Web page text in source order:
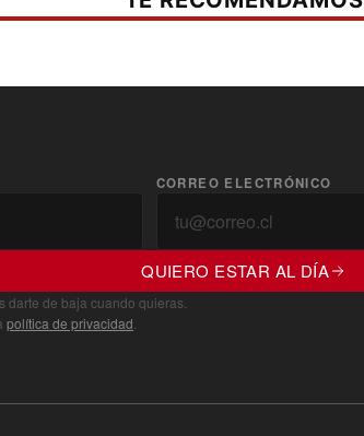
CORREO ELECTRÓNICO
QUIERO ESTAR AL DÍA
darte de baja cuando quieras.
política de privacidad